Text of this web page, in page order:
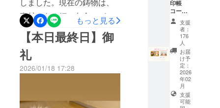
しになられますことを心よ
りお祈り申し上げます。あ
らためまして、このたびの
ご厚情に深く感謝申し上げ
ます。妙義神社宮司 岩井
智彦
ど大きな支えとなったこと
でしょうか。その一つひと
つのお心が、この像のかた
ちとなっております。かつ
て黒猫が太田道灌公を導い
素材である銅の色合いがそ
のまま表れており、この状
態では「黒猫」とはなって
おりません。また、銅は屋
外に設置すると酸化により
意味も込めて、今後塗装を
もっと見る
【本日最終日】御
礼
2026/01/18 17:28
ファン
ディン
グ先行
でお出
しする
新デザ
インの
御朱印
です
印帳
コー
ス】 ・
御礼状
・特別
御朱
印 (二
種）
高さ約
14cm、
幅約
20cm
・特別
御朱印
支援
者：
176
人
お届
け予
定：
2026
年02
月
支援
可能